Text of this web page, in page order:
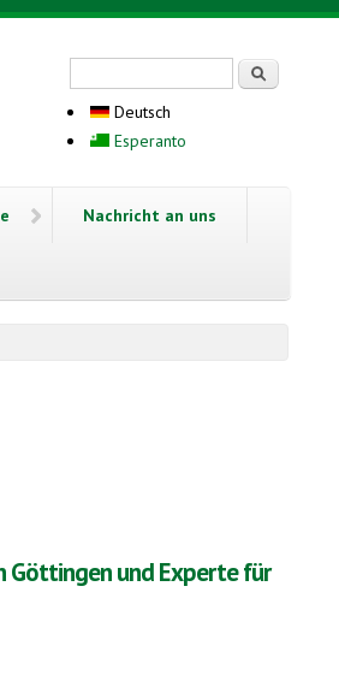
Deutsch
Esperanto
Nachricht an uns
Göttingen und Experte für